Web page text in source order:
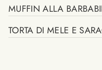
MUFFIN ALLA
TORTA DI MELE E